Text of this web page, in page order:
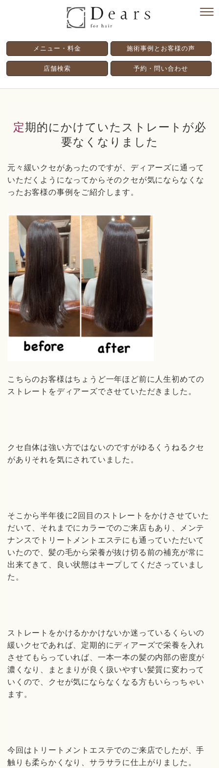
メニュー・料金 施術事例とお客様の声
店舗検索 予約・問い合わせ
定期的にかけていたストレートが必
要なくなりました
元々緩いクセがあったのですが、ディアーズに通って
いただくようになってからそのクセが気にならなくな
ったお客様の事例をご紹介します。
こちらのお客様はちょうど一年ほど前に人生初めての
ストレートをディアーズでさせていただきました。
クセ自体は強い方ではないのですがゆるくうねるクセ
がありそれを気にされていました。
そこから半年後に2回目のストレートをかけさせていた
だいて、それまでにカラーでのご来店もあり、メンテ
ナンスでトリートメントエステにも通っていただいて
いたので、髪の毛から栄養が抜け切る前の補充が常に
出来てきて、良い状態はキープしてくださっていまし
た。
ストレートをかけるかかけないか迷っているくらいの
緩いクセであれば、定期的にディアーズで栄養を入れ
させてもらっていれば、一本一本の髪の内部の密度が
濃くなり、まとまりが良く扱いやすい髪質に変わって
いくので、クセが気にならなくなる方もいらっちゃい
ます。
今回はトリートメントエステでのご来店でしたが、手
触りも柔らかくなり、サラサラに仕上がりました。